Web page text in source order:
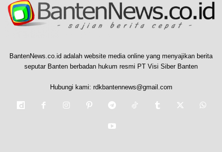
BantenNews.co.id adalah website media online yang menyajikan berita
seputar Banten berbadan hukum resmi PT Visi Siber Banten
Hubungi kami: rdkbantennews@gmail.com